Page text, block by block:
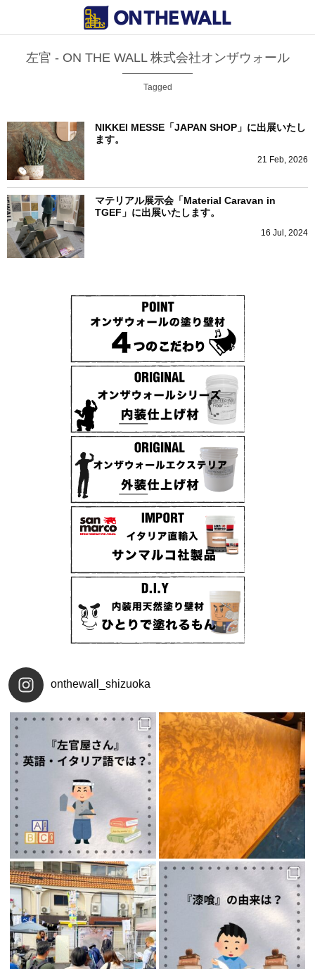
左官 - ON THE WALL 株式会社オンザウォール
Tagged
NIKKEI MESSE「JAPAN SHOP」に出展いたし
ます。
21 Feb 2026
マテリアル展示会「Material Caravan in
TGEF」に出展いたします。
16 Jul 2024
onthewall_shizuoka